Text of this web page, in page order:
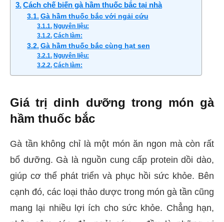
Cách chế biến gà hầm thuốc bắc tại nhà
Gà hầm thuốc bắc với ngải cứu
Nguyên liệu:
Cách làm:
Gà hầm thuốc bắc cùng hạt sen
Nguyên liệu:
Cách làm:
Giá trị dinh dưỡng trong món gà
hầm thuốc bắc
Gà tần không chỉ là một món ăn ngon mà còn rất
bổ dưỡng. Gà là nguồn cung cấp protein dồi dào,
giúp cơ thể phát triển và phục hồi sức khỏe. Bên
cạnh đó, các loại thảo dược trong món gà tần cũng
mang lại nhiều lợi ích cho sức khỏe. Chẳng hạn,